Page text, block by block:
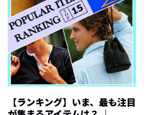
【ランキング】いま、最も注目